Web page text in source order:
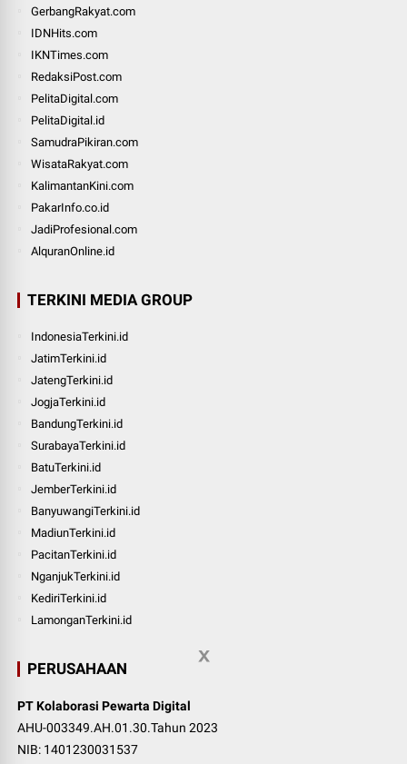
GerbangRakyat.com
IDNHits.com
IKNTimes.com
RedaksiPost.com
PelitaDigital.com
PelitaDigital.id
SamudraPikiran.com
WisataRakyat.com
KalimantanKini.com
PakarInfo.co.id
JadiProfesional.com
AlquranOnline.id
TERKINI MEDIA GROUP
IndonesiaTerkini.id
JatimTerkini.id
JatengTerkini.id
JogjaTerkini.id
BandungTerkini.id
SurabayaTerkini.id
BatuTerkini.id
JemberTerkini.id
BanyuwangiTerkini.id
MadiunTerkini.id
PacitanTerkini.id
NganjukTerkini.id
KediriTerkini.id
LamonganTerkini.id
PERUSAHAAN
PT Kolaborasi Pewarta Digital
AHU-003349.AH.01.30.Tahun 2023
NIB: 1401230031537